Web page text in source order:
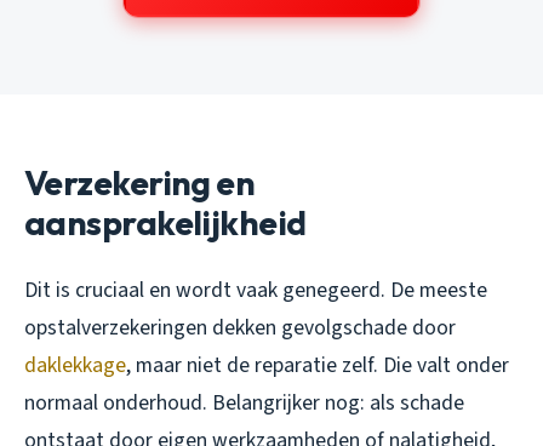
Verzekering en
aansprakelijkheid
Dit is cruciaal en wordt vaak genegeerd. De meeste
opstalverzekeringen dekken gevolgschade door
daklekkage, maar niet de reparatie zelf. Die valt onder
normaal onderhoud. Belangrijker nog: als schade